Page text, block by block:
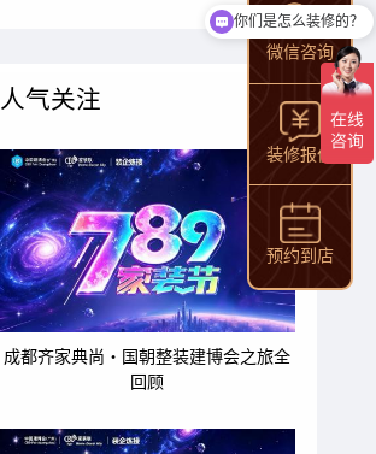
人气关注
成都齐家典尚・国朝整装建博会之旅全
回顾
微信咨询
装修报价
预约到店
你们是怎么装修的？